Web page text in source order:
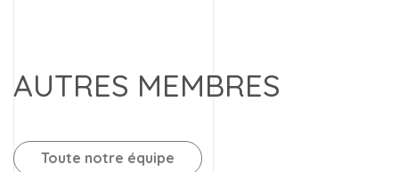
AUTRES MEMBRES
Toute notre équipe